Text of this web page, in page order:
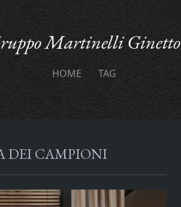
Martinelli Ginetto
HOME TAG
DEI CAMPIONI